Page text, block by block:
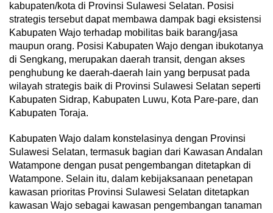
kabupaten/kota di Provinsi Sulawesi Selatan. Posisi
strategis tersebut dapat membawa dampak bagi eksistensi
Kabupaten Wajo terhadap mobilitas baik barang/jasa
maupun orang. Posisi Kabupaten Wajo dengan ibukotanya
di Sengkang, merupakan daerah transit, dengan akses
penghubung ke daerah-daerah lain yang berpusat pada
wilayah strategis baik di Provinsi Sulawesi Selatan seperti
Kabupaten Sidrap, Kabupaten Luwu, Kota Pare-pare, dan
Kabupaten Toraja.
Kabupaten Wajo dalam konstelasinya dengan Provinsi
Sulawesi Selatan, termasuk bagian dari Kawasan Andalan
Watampone dengan pusat pengembangan ditetapkan di
Watampone. Selain itu, dalam kebijaksanaan penetapan
kawasan prioritas Provinsi Sulawesi Selatan ditetapkan
kawasan Wajo sebagai kawasan pengembangan tanaman